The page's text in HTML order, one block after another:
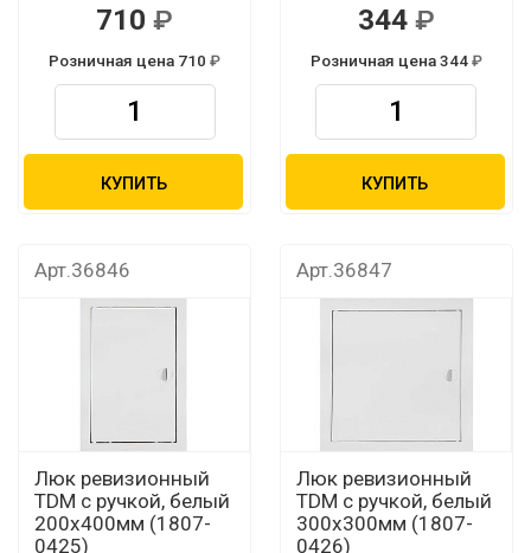
710
Розничная цена 710
КУПИТЬ
344
Розничная цена 344
КУПИТЬ
Арт.36846
Люк ревизионный
TDM с ручкой, белый
200х400мм (1807-
0425)
Арт.36847
Люк ревизионный
TDM с ручкой, белый
300х300мм (1807-
0426)